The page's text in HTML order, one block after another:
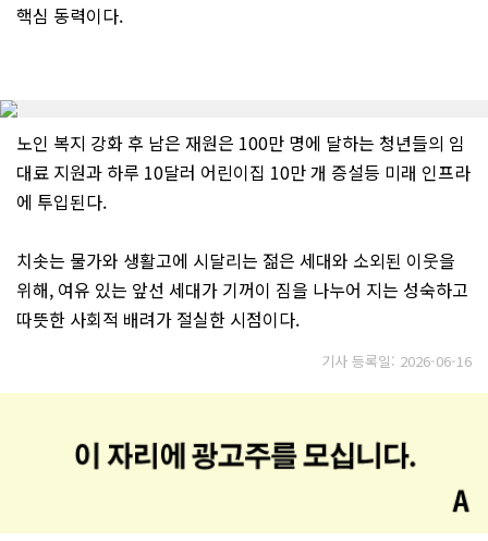
핵심 동력이다.
노인 복지 강화 후 남은 재원은 100만 명에 달하는 청년들의 임
대료 지원과 하루 10달러 어린이집 10만 개 증설등 미래 인프라
에 투입된다.
치솟는 물가와 생활고에 시달리는 젊은 세대와 소외된 이웃을
위해, 여유 있는 앞선 세대가 기꺼이 짐을 나누어 지는 성숙하고
따뜻한 사회적 배려가 절실한 시점이다.
기사 등록일: 2026-06-16